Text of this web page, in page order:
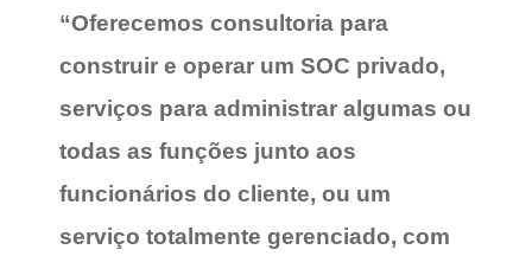
“Oferecemos consultoria para
construir e operar um SOC privado,
serviços para administrar algumas ou
todas as funções junto aos
funcionários do cliente, ou um
serviço totalmente gerenciado, com